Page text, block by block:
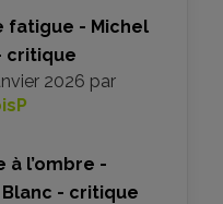
fatigue - Michel
critique
2026 par
à l’ombre -
Blanc - critique